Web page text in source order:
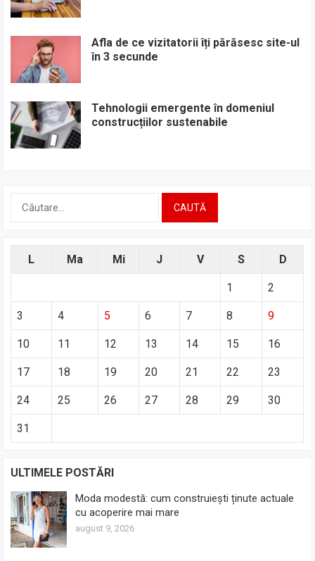
Afla de ce vizitatorii îți părăsesc site-ul
în 3 secunde
Tehnologii emergente în domeniul
construcțiilor sustenabile
L Ma Mi J V S D
1 2
3 4 5 6 7 8 9
10 11 12 13 14 15 16
17 18 19 20 21 22 23
24 25 26 27 28 29 30
31
ULTIMELE POSTĂRI
Moda modestă: cum construiești ținute actuale
cu acoperire mai mare
august 9, 2026